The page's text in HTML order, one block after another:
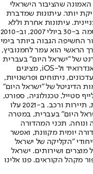
שהציבור הישראלי
יותר. עיתונות שמדברת
עיתונות אחרת וללא
תשלום. המהדורה המודפסת הראשונה פורסמה ב-30 ביולי 2007, וב-2010
החשיפה הגבוה ביותר בימי
הראשי הוא עמר לחמנוביץ,
של "ישראל היום" בעברית
ובאנגלית, כמו כן היישומונים (אפליקציות) לאנדרואיד ול-iOS, מציגים
ניתוחים ופרשנויות,
הדיגיטל של "ישראל היום"
סטייל, טכנולוגיה, ספורט,
כלכלה וצרכנות, בריאות, חיילים, אוכל, יהדות, תיירות ורכב. ב-2021 עלו
היום" בעברית, במטרה
ונוחה. תכני המהדורה
יומית מקוונת, ואפשר
"הקליקה של ישראל
מוצרים ושירותים. ישראל
מקהל הקוראים. פנו אלינו